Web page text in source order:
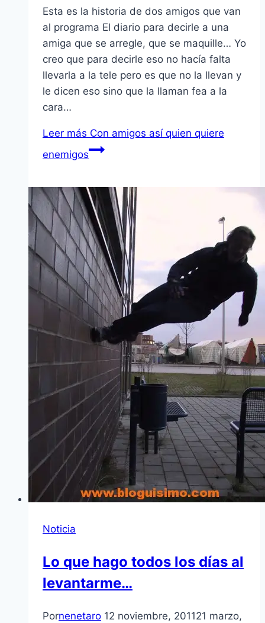
Esta es la historia de dos amigos que van
al programa El diario para decirle a una
amiga que se arregle, que se maquille… Yo
creo que para decirle eso no hací­a falta
llevarla a la tele pero es que no la llevan y
le dicen eso sino que la llaman fea a la
cara…
Leer más Con amigos así­ quien quiere
enemigos
Noticia
Lo que hago todos los dí­as al
levantarme…
Pornenetaro 12 noviembre, 201121 marzo,